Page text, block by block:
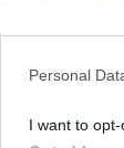
Personal
I want to
už běží
začala v
reakce. "V